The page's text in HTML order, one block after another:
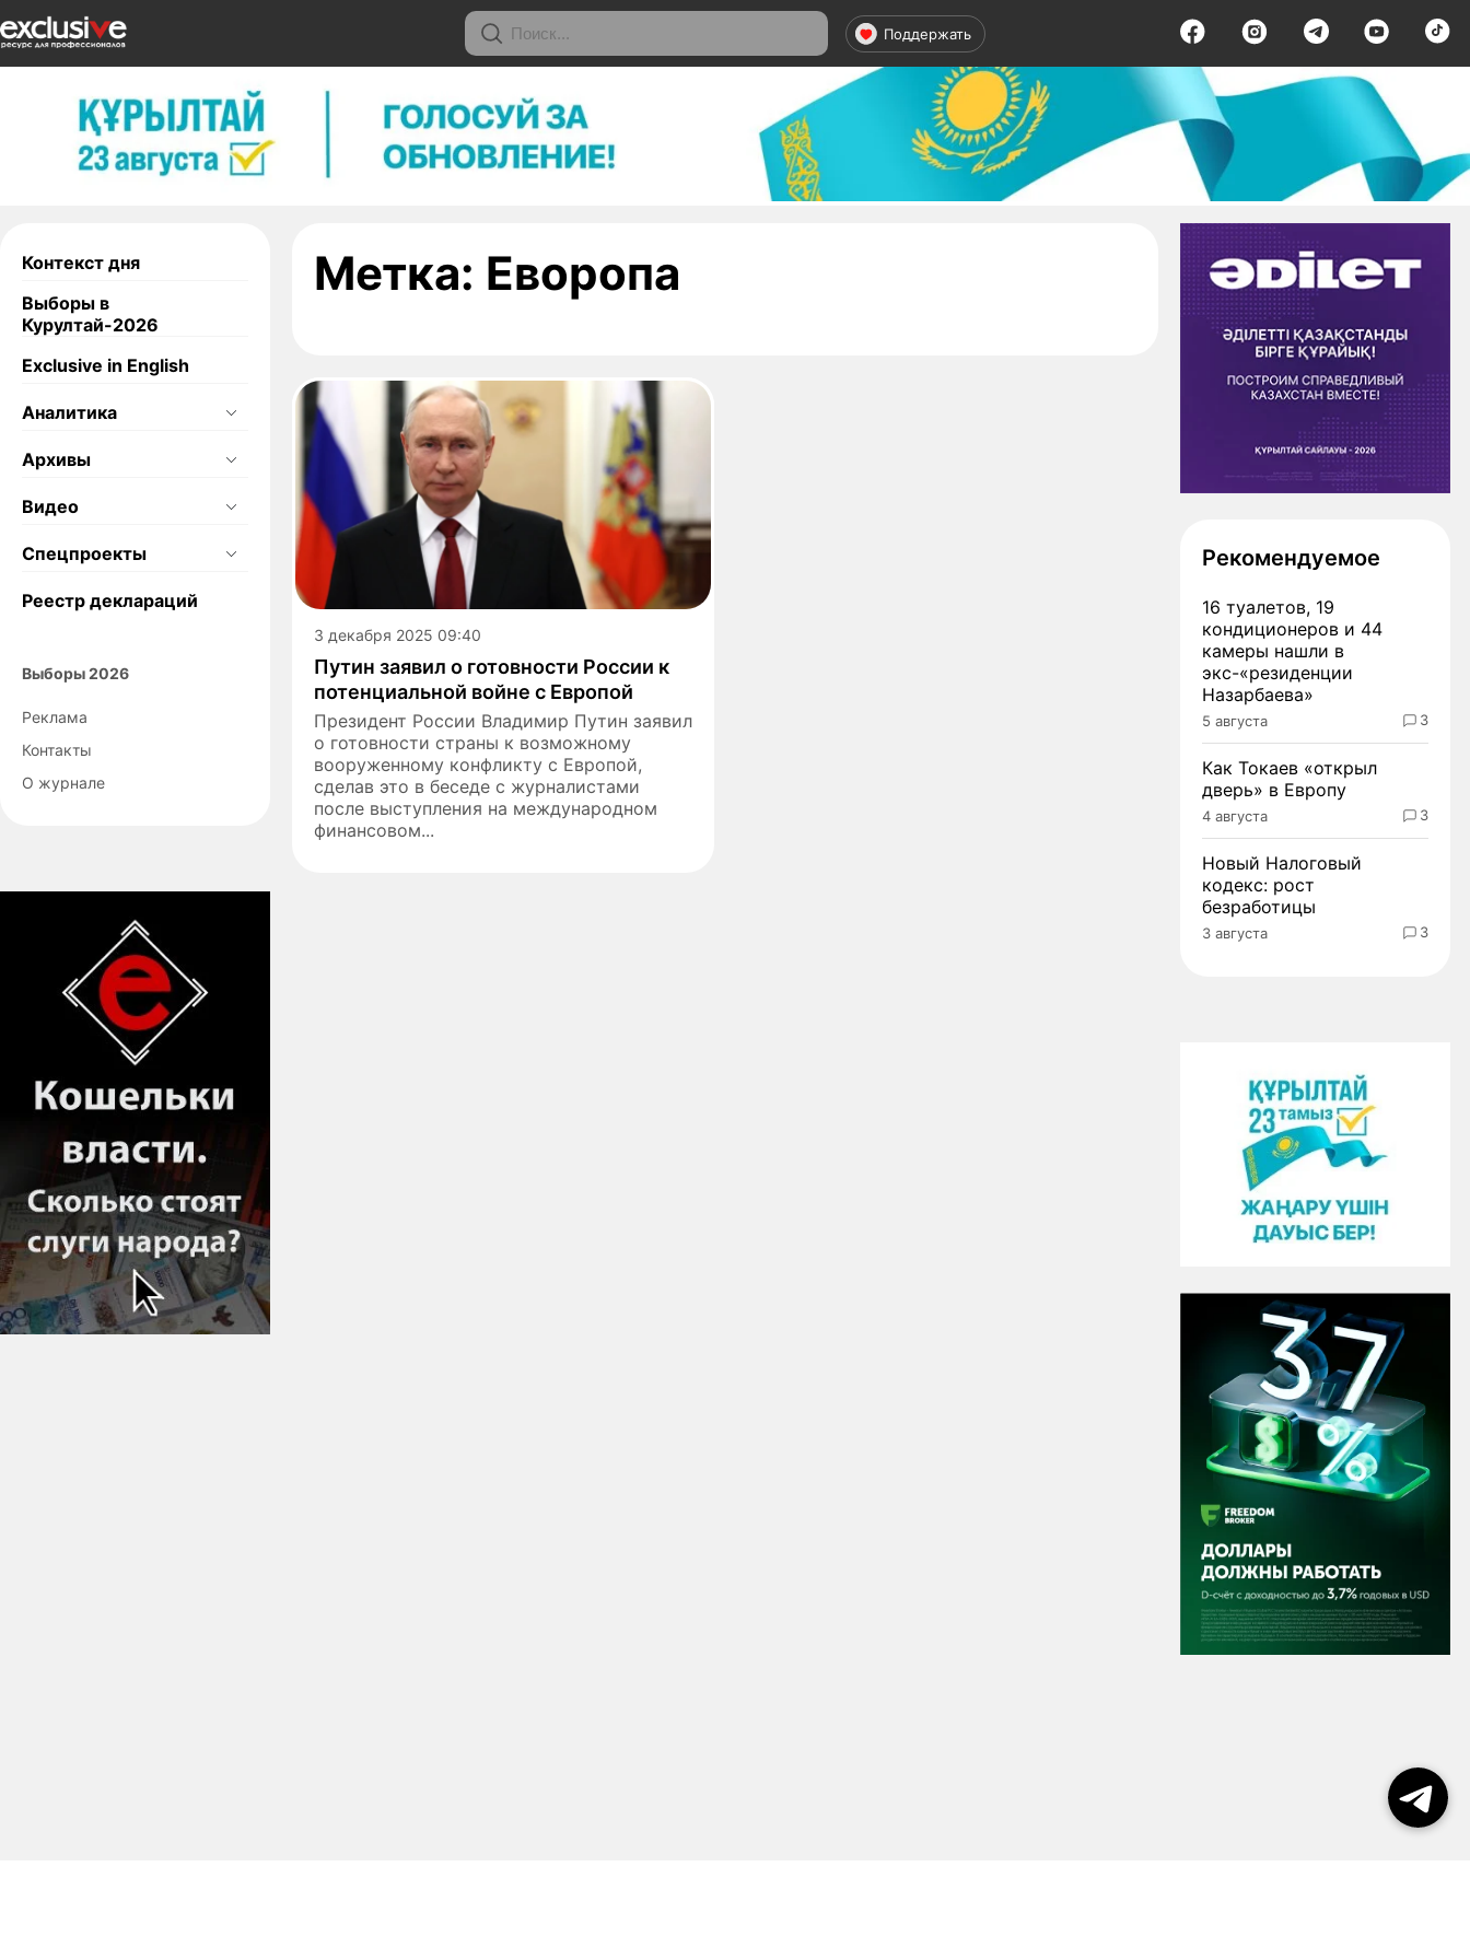
Поддержать
Контекст дня
Выборы в
Курултай-2026
Exclusive in English
Аналитика
Архивы
Видео
Спецпроекты
Реестр деклараций
Выборы 2026
Реклама
Контакты
О журнале
Метка: Еворопа
3 декабря 2025 09:40
Путин заявил о готовности России к
потенциальной войне с Европой
Президент России Владимир Путин заявил
о готовности страны к возможному
вооруженному конфликту с Европой,
сделав это в беседе с журналистами
после выступления на международном
финансовом...
Рекомендуемое
16 туалетов, 19
кондиционеров и 44
камеры нашли в
экс-«резиденции
Назарбаева»
5 августа 3
Как Токаев «открыл
дверь» в Европу
4 августа 3
Новый Налоговый
кодекс: рост
безработицы
3 августа 3